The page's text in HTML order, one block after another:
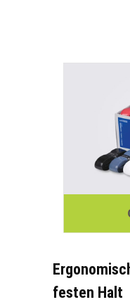
festen Halt